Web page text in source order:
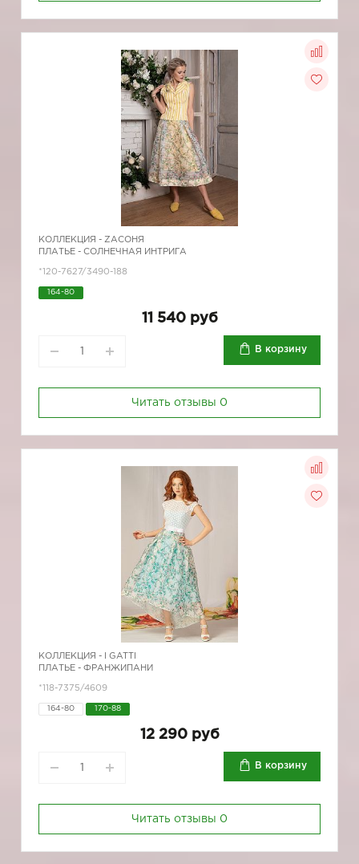
КОЛЛЕКЦИЯ - ZAСОНЯ
ПЛАТЬЕ - СОЛНЕЧНАЯ ИНТРИГА
*120-7627/3490-188
164-80
11 540 руб
В корзину
Читать отзывы 0
КОЛЛЕКЦИЯ -
I GATTI
ПЛАТЬЕ - ФРАНЖИПАНИ
*118-7375/4609
164-80 170-88
12 290 руб
В корзину
Читать отзывы 0